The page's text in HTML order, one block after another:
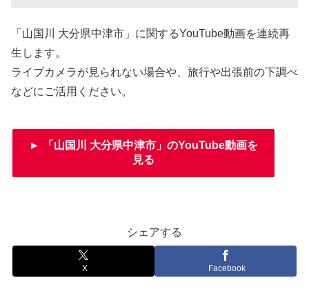
「山国川 大分県中津市」に関するYouTube動画を連続再
生します。
ライブカメラが見られない場合や、旅行や出張前の下調べ
などにご活用ください。
► 「山国川 大分県中津市」のYouTube動画を
見る
シェアする
X Facebook